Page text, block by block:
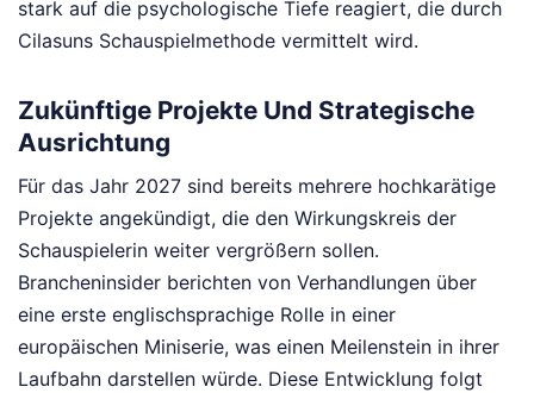
stark auf die psychologische Tiefe reagiert, die durch
Cilasuns Schauspielmethode vermittelt wird.
Zukünftige Projekte Und Strategische
Ausrichtung
Für das Jahr 2027 sind bereits mehrere hochkarätige
Projekte angekündigt, die den Wirkungskreis der
Schauspielerin weiter vergrößern sollen.
Brancheninsider berichten von Verhandlungen über
eine erste englischsprachige Rolle in einer
europäischen Miniserie, was einen Meilenstein in ihrer
Laufbahn darstellen würde. Diese Entwicklung folgt